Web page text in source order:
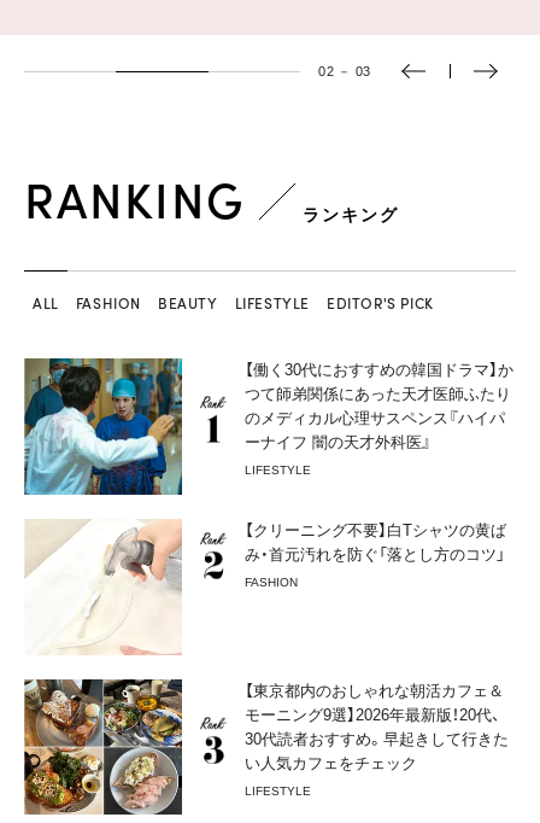
03 － 03
RANKING ランキング
ALL FASHION BEAUTY LIFESTYLE EDITOR'S PICK
【働く30代におすすめの韓国ドラマ】か
つて師弟関係にあった天才医師ふたり
のメディカル心理サスペンス『ハイパ
ーナイフ 闇の天才外科医』
LIFESTYLE
【クリーニング不要】白Tシャツの黄ば
み・首元汚れを防ぐ「落とし方のコツ」
FASHION
【東京都内のおしゃれな朝活カフェ＆
モーニング9選】2026年最新版！20代、
30代読者おすすめ。早起きして行きた
い人気カフェをチェック
LIFESTYLE